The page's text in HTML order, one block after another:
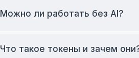
Можно ли работать без AI?
Что такое токены и зачем